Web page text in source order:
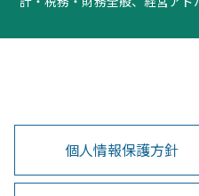
個人情報保護方針